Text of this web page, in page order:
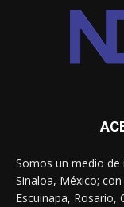
Somos un medio
Sinaloa, México;
Escuinapa, Rosario,